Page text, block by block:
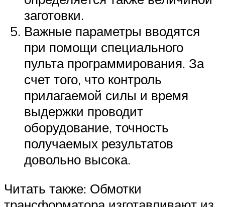
заготовки.
Важные параметры вводятся
при помощи специального
пульта программирования. За
счет того, что контроль
прилагаемой силы и время
выдержки проводит
оборудование, точность
получаемых результатов
довольно высока.
Читать также: Обмотки